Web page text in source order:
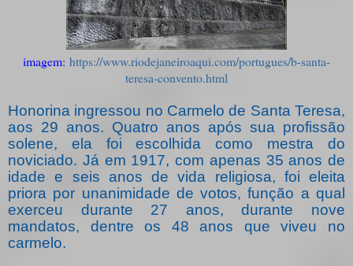
imagem: https://www.riodejaneiroaqui.com/portugues/b-santa-
teresa-convento.html
Honorina ingressou no Carmelo de Santa Teresa,
aos 29 anos. Quatro anos após sua profissão
solene, ela foi escolhida como mestra do
noviciado. Já em 1917, com apenas 35 anos de
idade e seis anos de vida religiosa, foi eleita
priora por unanimidade de votos, função a qual
exerceu durante 27 anos, durante nove
mandatos, dentre os 48 anos que viveu no
carmelo.